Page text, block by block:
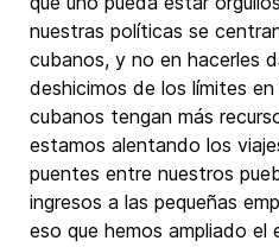
nuestras políticas se
cubanos, y no en hacerles
deshicimos de los límites
cubanos tengan más
estamos alentando los
puentes entre nuestros
ingresos a las pequeñas
eso que hemos ampliado el